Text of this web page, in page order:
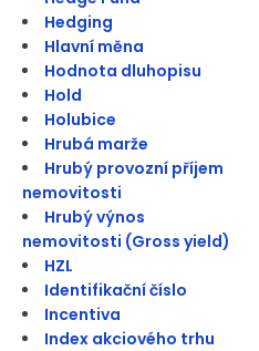
Hedging
Hlavní měna
Hodnota dluhopisu
Hold
Holubice
Hrubá marže
Hrubý provozní příjem
nemovitosti
Hrubý výnos
nemovitosti (Gross yield)
HZL
Identifikační číslo
Incentiva
Index akciového trhu